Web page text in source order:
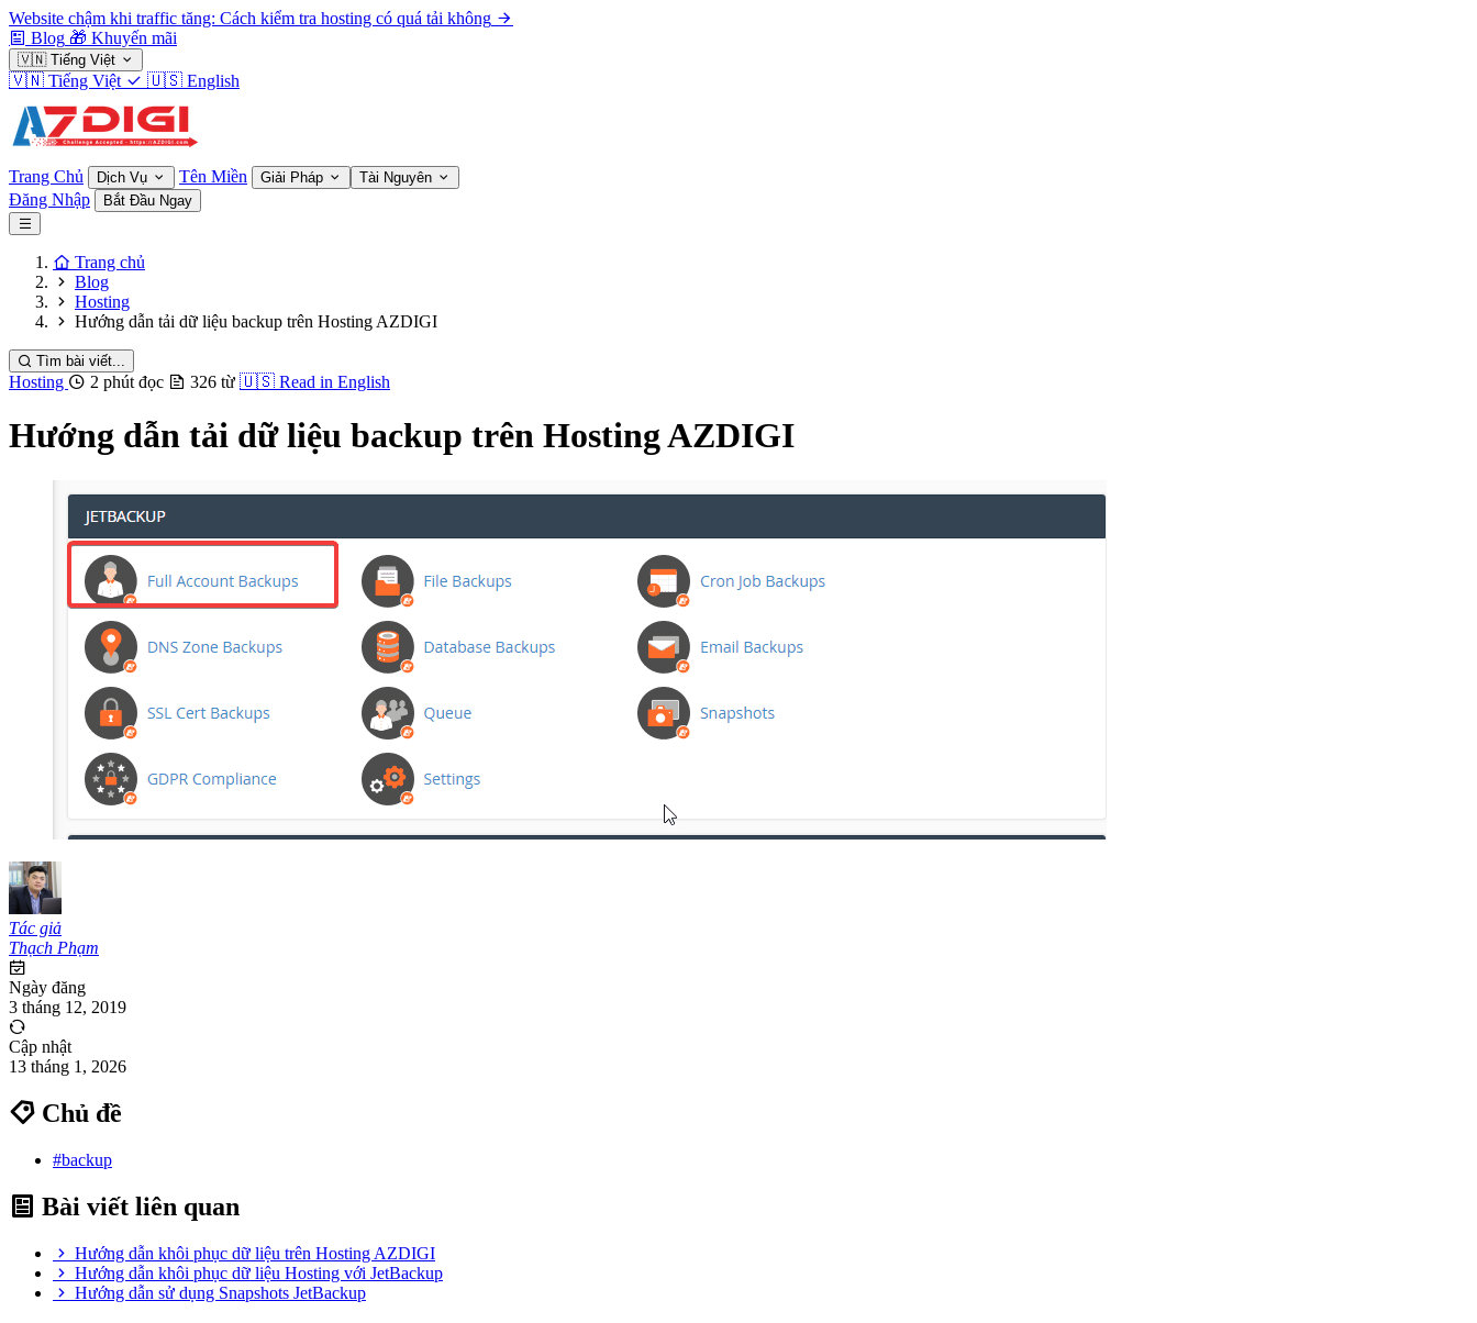
Website chậm khi traffic tăng: Cách kiểm tra hosting có quá tải không
Blog 🎁 Khuyến mãi
🇻🇳 Tiếng Việt
🇻🇳 Tiếng Việt 🇺🇸 English
Trang Chủ Dịch Vụ Tên Miền Giải Pháp Tài Nguyên
Đăng Nhập Bắt Đầu Ngay
Trang chủ
Blog
Hosting
Hướng dẫn tải dữ liệu backup trên Hosting AZDIGI
Tìm bài viết...
Hosting 2 phút đọc 326 từ 🇺🇸 Read in English
Hướng dẫn tải dữ liệu backup trên Hosting AZDIGI
Tác giả
Thạch Phạm
Ngày đăng
3 tháng 12, 2019
Cập nhật
13 tháng 1, 2026
Chủ đề
#backup
Bài viết liên quan
Hướng dẫn khôi phục dữ liệu trên Hosting AZDIGI
Hướng dẫn khôi phục dữ liệu Hosting với JetBackup
Hướng dẫn sử dụng Snapshots JetBackup